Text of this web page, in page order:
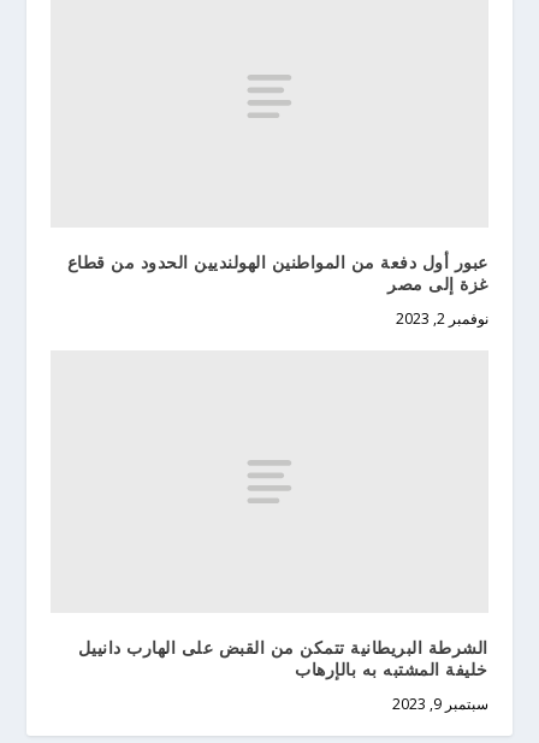
عبور أول دفعة من المواطنين الهولنديين الحدود من قطاع
غزة إلى مصر
نوفمبر 2, 2023
الشرطة البريطانية تتمكن من القبض على الهارب دانييل
خليفة المشتبه به بالإرهاب
سبتمبر 9, 2023